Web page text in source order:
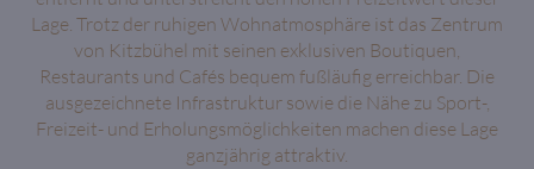
Lage. Trotz der ruhigen Wohnatmosphäre ist das Zentrum
von Kitzbühel mit seinen exklusiven Boutiquen,
Restaurants und Cafés bequem fußläufig erreichbar. Die
ausgezeichnete Infrastruktur sowie die Nähe zu Sport-,
Freizeit- und Erholungsmöglichkeiten machen diese Lage
ganzjährig attraktiv.